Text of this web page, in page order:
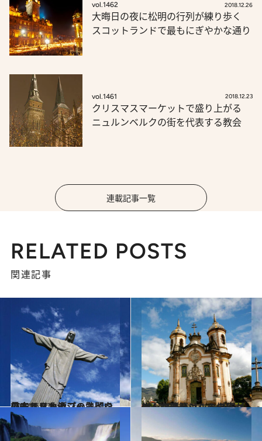
vol.1462 2018.12.26
大晦日の夜に松明の行列が練り歩く
スコットランドで最もにぎやかな通り
vol.1461 2018.12.23
クリスマスマーケットで盛り上がる
ニュルンベルクの街を代表する教会
連載記事一覧
RELATED POSTS
関連記事
2014.6.13
ワールドカップの熱闘を見守るリオデジャネイロのキリスト像
旅＆お出かけ 2014.4.4
ゴールドラッシュの富が生んだブラジルの傑作バロック建築
旅＆お出かけ